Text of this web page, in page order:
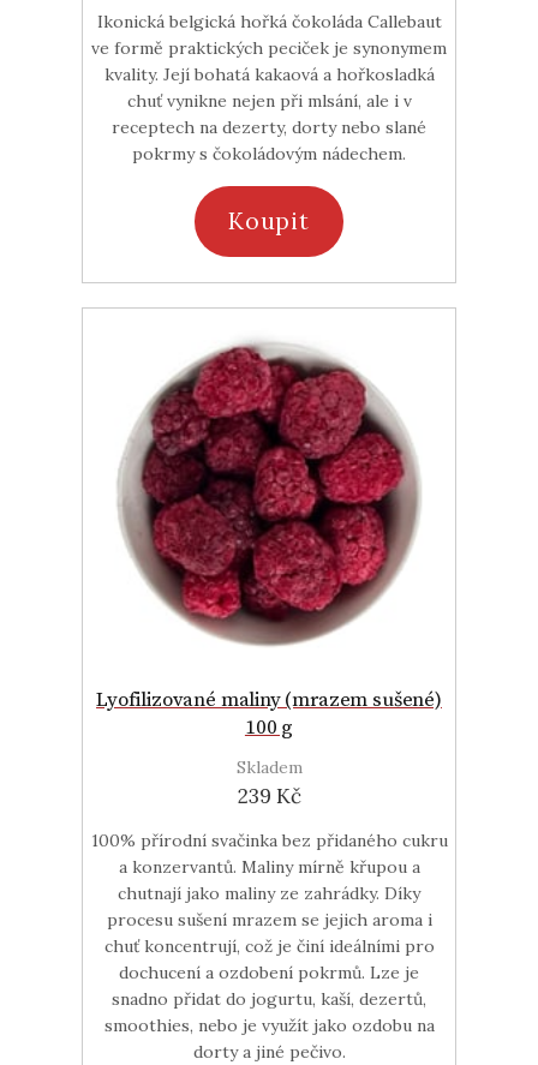
Ikonická belgická hořká čokoláda Callebaut
ve formě praktických peciček je synonymem
kvality. Její bohatá kakaová a hořkosladká
chuť vynikne nejen při mlsání, ale i v
receptech na dezerty, dorty nebo slané
pokrmy s čokoládovým nádechem.
Koupit
Lyofilizované maliny (mrazem sušené)
100 g
Skladem
239 Kč
100% přírodní svačinka bez přidaného cukru
a konzervantů. Maliny mírně křupou a
chutnají jako maliny ze zahrádky. Díky
procesu sušení mrazem se jejich aroma i
chuť koncentrují, což je činí ideálními pro
dochucení a ozdobení pokrmů. Lze je
snadno přidat do jogurtu, kaší, dezertů,
smoothies, nebo je využít jako ozdobu na
dorty a jiné pečivo.